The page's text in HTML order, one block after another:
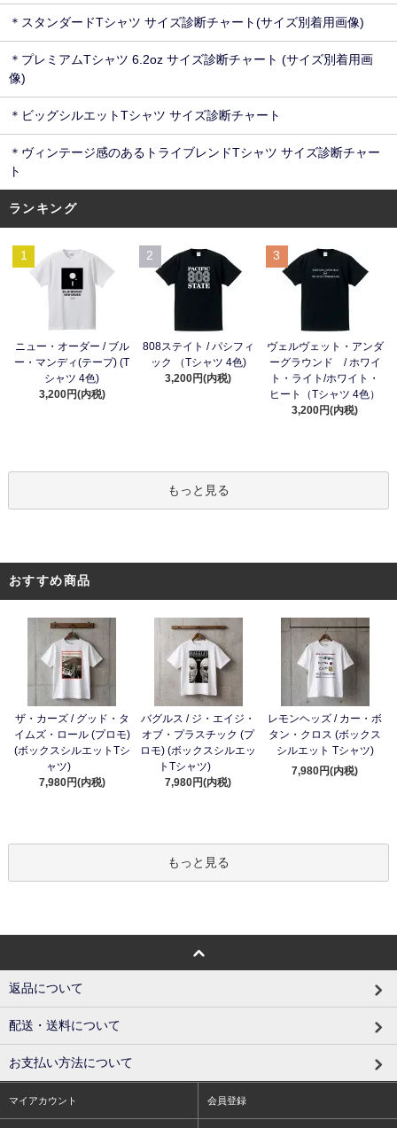
＊スタンダードTシャツ サイズ診断チャート(サイズ別着用画像)
＊プレミアムTシャツ 6.2oz サイズ診断チャート (サイズ別着用画
像)
＊ビッグシルエットTシャツ サイズ診断チャート
＊ヴィンテージ感のあるトライブレンドTシャツ サイズ診断チャー
ト
ランキング
1
ニュー・オーダー / ブル
ー・マンディ(テープ) (T
シャツ 4色)
3,200円(内税)
2
808ステイト / パシフィ
ック （Tシャツ 4色)
3,200円(内税)
3
ヴェルヴェット・アンダ
ーグラウンド / ホワイ
ト・ライト/ホワイト・
ヒート（Tシャツ 4色）
3,200円(内税)
もっと見る
おすすめ商品
ザ・カーズ / グッド・タ
イムズ・ロール (プロモ)
(ボックスシルエットTシ
ャツ)
7,980円(内税)
バグルス / ジ・エイジ・
オブ・プラスチック (プ
ロモ) (ボックスシルエッ
トTシャツ)
7,980円(内税)
レモンヘッズ / カー・ボ
タン・クロス (ボックス
シルエット Tシャツ)
7,980円(内税)
もっと見る
返品について
配送・送料について
お支払い方法について
マイアカウント 会員登録